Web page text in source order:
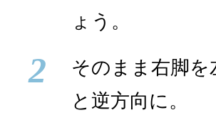
ょう。
2
そのまま右脚
と逆方向に。